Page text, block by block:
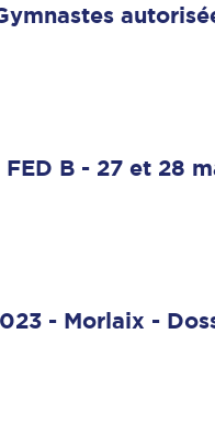
B - 27 et 28
- Morlaix -